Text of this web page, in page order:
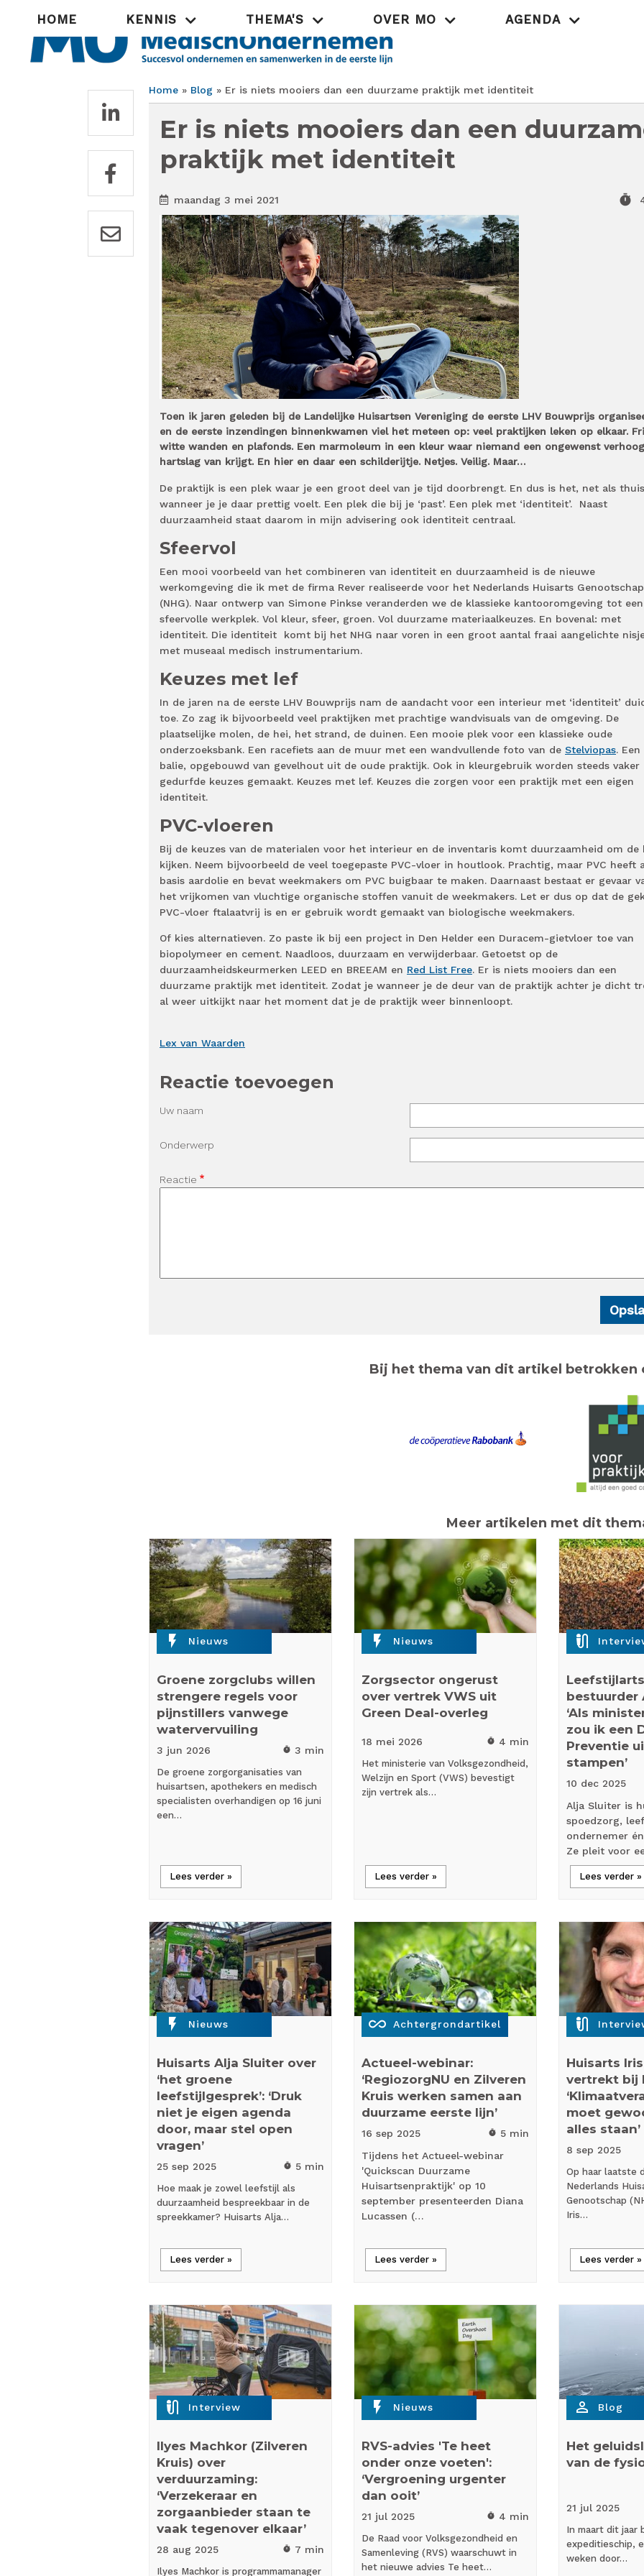
Hoofdnavigatie
HOME KENNIS THEMA'S OVER MO AGENDA
Kruimelpad
Home Blog Er is niets mooiers dan een duurzame praktijk met identiteit
Er is niets mooiers dan een
praktijk met identiteit
maandag 3 mei 2021 timer
Toen ik jaren geleden bij de Landelijke Huisartsen Vereniging de eerste LHV Bouwprijs
en de eerste inzendingen binnenkwamen viel het meteen op: veel praktijken leken op elkaar.
witte wanden en plafonds. Een marmoleum in een kleur waar niemand een ongewenst
hartslag van krijgt. En hier en daar een schilderijtje. Netjes. Veilig. Maar…
De praktijk is een plek waar je een groot deel van je tijd doorbrengt. En dus is het, net als
wanneer je je daar prettig voelt. Een plek die bij je ‘past’. Een plek met ‘identiteit’. Naast
duurzaamheid staat daarom in mijn advisering ook identiteit centraal.
Sfeervol
Een mooi voorbeeld van het combineren van identiteit en duurzaamheid is de nieuwe
werkomgeving die ik met de firma Rever realiseerde voor het Nederlands Huisarts Genootschap
(NHG). Naar ontwerp van Simone Pinkse veranderden we de klassieke kantooromgeving tot een
sfeervolle werkplek. Vol kleur, sfeer, groen. Vol duurzame materiaalkeuzes. En bovenal: met
identiteit. Die identiteit komt bij het NHG naar voren in een groot aantal fraai aangelichte
met museaal medisch instrumentarium.
Keuzes met lef
In de jaren na de eerste LHV Bouwprijs nam de aandacht voor een interieur met ‘identiteit’
toe. Zo zag ik bijvoorbeeld veel praktijken met prachtige wandvisuals van de omgeving. De
plaatselijke molen, de hei, het strand, de duinen. Een mooie plek voor een klassieke oude
onderzoeksbank. Een racefiets aan de muur met een wandvullende foto van de Stelviopas. Een
balie, opgebouwd van gevelhout uit de oude praktijk. Ook in kleurgebruik worden steeds vaker
gedurfde keuzes gemaakt. Keuzes met lef. Keuzes die zorgen voor een praktijk met een eigen
identiteit.
PVC-vloeren
Bij de keuzes van de materialen voor het interieur en de inventaris komt duurzaamheid om de
kijken. Neem bijvoorbeeld de veel toegepaste PVC-vloer in houtlook. Prachtig, maar PVC heeft
basis aardolie en bevat weekmakers om PVC buigbaar te maken. Daarnaast bestaat er gevaar
het vrijkomen van vluchtige organische stoffen vanuit de weekmakers. Let er dus op dat de
PVC-vloer ftalaatvrij is en er gebruik wordt gemaakt van biologische weekmakers.
Of kies alternatieven. Zo paste ik bij een project in Den Helder een Duracem-gietvloer toe van
biopolymeer en cement. Naadloos, duurzaam en verwijderbaar. Getoetst op de
duurzaamheidskeurmerken LEED en BREEAM en Red List Free. Er is niets mooiers dan een
duurzame praktijk met identiteit. Zodat je wanneer je de deur van de praktijk achter je dicht
al weer uitkijkt naar het moment dat je de praktijk weer binnenloopt.
Lex van Waarden
Reactie toevoegen
Uw naam
Onderwerp
Reactie
Bij het thema van dit artikel betrokken
Meer artikelen met dit
flash_on Nieuws
Groene zorgclubs willen
strengere regels voor
pijnstillers vanwege
watervervuiling
3 jun 2026 timer 3 min
De groene zorgorganisaties van
huisartsen, apothekers en medisch
specialisten overhandigen op 16 juni
een…
Lees verder »
flash_on Nieuws
Zorgsector ongerust
over vertrek VWS uit
Green Deal-overleg
18 mei 2026 timer 4 min
Het ministerie van Volksgezondheid,
Welzijn en Sport (VWS) bevestigt
zijn vertrek als…
Lees verder »
mic_external_on
bestuurder
‘Als
zou ik een
Preventie
stampen’
10 dec 2025
Alja Sluiter is
spoedzorg,
ondernemer
Ze pleit voor
Lees verder »
flash_on Nieuws
Huisarts Alja Sluiter over
‘het groene
leefstijlgesprek’: ‘Druk
niet je eigen agenda
door, maar stel open
vragen’
25 sep 2025 timer 5 min
Hoe maak je zowel leefstijl als
duurzaamheid bespreekbaar in de
spreekkamer? Huisarts Alja…
Lees verder »
all_inclusive Achtergrondartikel
Actueel-webinar:
‘RegiozorgNU en Zilveren
Kruis werken samen aan
duurzame eerste lijn’
16 sep 2025 timer 5 min
Tijdens het Actueel-webinar
'Quickscan Duurzame
Huisartsenpraktijk' op 10
september presenteerden Diana
Lucassen (…
Lees verder »
mic_external_on
Huisarts
vertrekt bij
moet
alles staan’
8 sep 2025
Op haar laatste
Nederlands
Genootschap
Iris…
Lees verder »
mic_external_on Interview
Ilyes Machkor (Zilveren
Kruis) over
verduurzaming:
‘Verzekeraar en
zorgaanbieder staan te
vaak tegenover elkaar’
28 aug 2025 timer 7 min
Ilyes Machkor is programmamanager
flash_on Nieuws
RVS-advies 'Te heet
onder onze voeten':
‘Vergroening urgenter
dan ooit’
21 jul 2025 timer 4 min
De Raad voor Volksgezondheid en
Samenleving (RVS) waarschuwt in
het nieuwe advies Te heet…
person_outline Blog
Het
van de
21 jul 2025
In maart dit jaar
expeditieschip,
weken door…